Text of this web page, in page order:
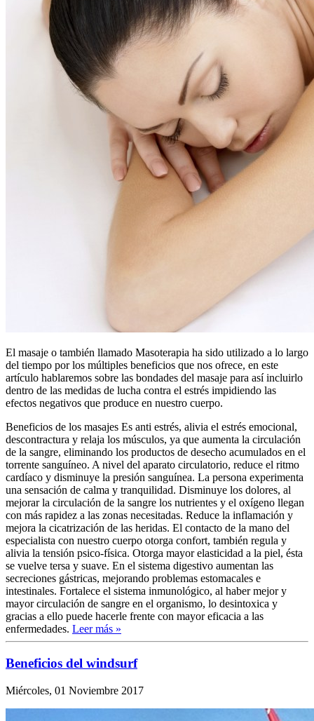
El masaje o también llamado Masoterapia ha sido utilizado a lo largo
del tiempo por los múltiples beneficios que nos ofrece, en este
artículo hablaremos sobre las bondades del masaje para así incluirlo
dentro de las medidas de lucha contra el estrés impidiendo las
efectos negativos que produce en nuestro cuerpo.
Beneficios de los masajes Es anti estrés, alivia el estrés emocional,
descontractura y relaja los músculos, ya que aumenta la circulación
de la sangre, eliminando los productos de desecho acumulados en el
torrente sanguíneo. A nivel del aparato circulatorio, reduce el ritmo
cardíaco y disminuye la presión sanguínea. La persona experimenta
una sensación de calma y tranquilidad. Disminuye los dolores, al
mejorar la circulación de la sangre los nutrientes y el oxígeno llegan
con más rapidez a las zonas necesitadas. Reduce la inflamación y
mejora la cicatrización de las heridas. El contacto de la mano del
especialista con nuestro cuerpo otorga confort, también regula y
alivia la tensión psico-física. Otorga mayor elasticidad a la piel, ésta
se vuelve tersa y suave. En el sistema digestivo aumentan las
secreciones gástricas, mejorando problemas estomacales e
intestinales. Fortalece el sistema inmunológico, al haber mejor y
mayor circulación de sangre en el organismo, lo desintoxica y
gracias a ello puede hacerle frente con mayor eficacia a las
enfermedades. Leer más »
Beneficios del windsurf
Miércoles, 01 Noviembre 2017